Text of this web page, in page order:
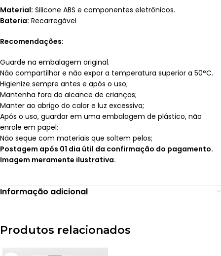
Material: Silicone ABS e componentes eletrônicos.
Bateria: Recarregável
Recomendações:
Guarde na embalagem original.
Não compartilhar e não expor a temperatura superior a 50°C.
Higienize sempre antes e após o uso;
Mantenha fora do alcance de crianças;
Manter ao abrigo do calor e luz excessiva;
Após o uso, guardar em uma embalagem de plástico, não
enrole em papel;
Não seque com materiais que soltem pelos;
Postagem após 01 dia útil da confirmação do pagamento.
Imagem meramente ilustrativa.
Informação adicional
Produtos relacionados